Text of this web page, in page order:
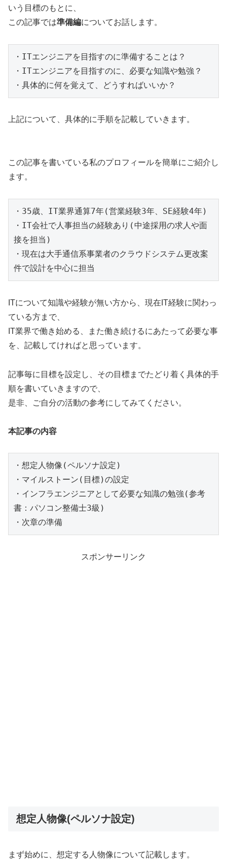
いう目標のもとに、
この記事では準備編についてお話します。
・ITエンジニアを目指すのに準備することは？
・ITエンジニアを目指すのに、必要な知識や勉強？
・具体的に何を覚えて、どうすればいいか？
上記について、具体的に手順を記載していきます。
この記事を書いている私のプロフィールを簡単にご紹介し
ます。
・35歳、IT業界通算7年(営業経験3年、SE経験4年)
・IT会社で人事担当の経験あり(中途採用の求人や面
接を担当)
・現在は大手通信系事業者のクラウドシステム更改案
件で設計を中心に担当
ITについて知識や経験が無い方から、現在IT経験に関わっ
ている方まで、
IT業界で働き始める、また働き続けるにあたって必要な事
を、記載してければと思っています。
記事毎に目標を設定し、その目標までたどり着く具体的手
順を書いていきますので、
是非、ご自分の活動の参考にしてみてください。
本記事の内容
・想定人物像(ペルソナ設定)
・マイルストーン(目標)の設定
・インフラエンジニアとして必要な知識の勉強(参考
書：パソコン整備士3級)
・次章の準備
スポンサーリンク
想定人物像(ペルソナ設定)
まず始めに、想定する人物像について記載します。